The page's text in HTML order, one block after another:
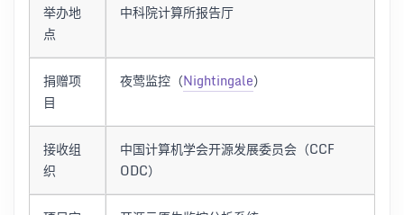
举办地
点
中科院计算所报告厅
捐赠项
目
夜莺监控（Nightingale）
接收组
织
中国计算机学会开源发展委员会（CCF
ODC）